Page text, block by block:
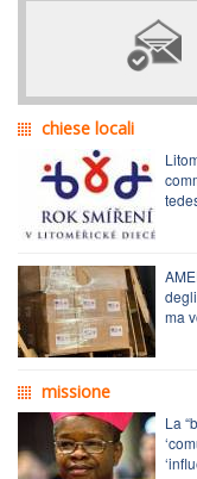
chiese locali
ma
missione
La